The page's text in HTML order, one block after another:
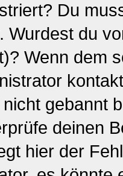
Du
Wurdest du
Wenn dem
gebannt
deinen
hier der